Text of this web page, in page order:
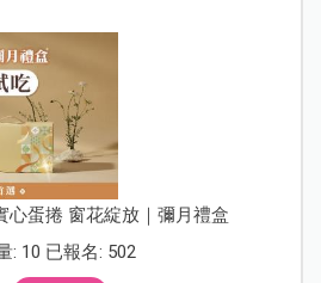
心蛋捲 窗花綻放｜彌月禮盒
: 10 已報名: 502